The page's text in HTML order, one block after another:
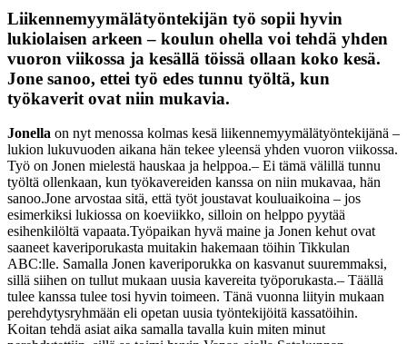
Liikennemyymälätyöntekijän työ sopii hyvin
lukiolaisen arkeen – koulun ohella voi tehdä yhden
vuoron viikossa ja kesällä töissä ollaan koko kesä.
Jone sanoo, ettei työ edes tunnu työltä, kun
työkaverit ovat niin mukavia.
Jonella on nyt menossa kolmas kesä liikennemyymälätyöntekijänä –
lukion lukuvuoden aikana hän tekee yleensä yhden vuoron viikossa.
Työ on Jonen mielestä hauskaa ja helppoa.– Ei tämä välillä tunnu
työltä ollenkaan, kun työkavereiden kanssa on niin mukavaa, hän
sanoo.Jone arvostaa sitä, että työt joustavat kouluaikoina – jos
esimerkiksi lukiossa on koeviikko, silloin on helppo pyytää
esihenkilöltä vapaata.Työpaikan hyvä maine ja Jonen kehut ovat
saaneet kaveriporukasta muitakin hakemaan töihin Tikkulan
ABC:lle. Samalla Jonen kaveriporukka on kasvanut suuremmaksi,
sillä siihen on tullut mukaan uusia kavereita työporukasta.– Täällä
tulee kanssa tulee tosi hyvin toimeen. Tänä vuonna liityin mukaan
perehdytysryhmään eli opetan uusia työntekijöitä kassatöihin.
Koitan tehdä asiat aika samalla tavalla kuin miten minut